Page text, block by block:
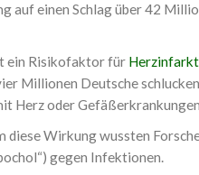
auf einen Schlag über 42
ein Risikofaktor für Herzinfarkt
Millionen Deutsche
Herz oder
Wirkung wussten
gegen Infektionen.